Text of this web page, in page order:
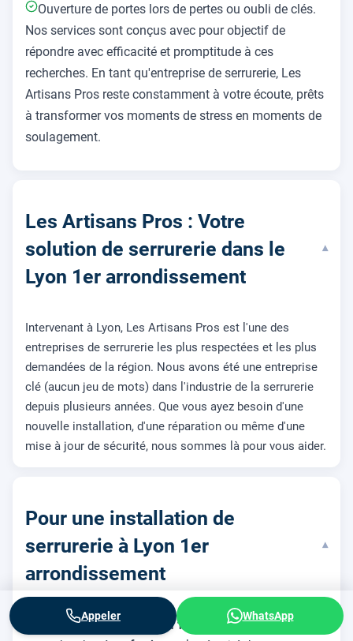
Ouverture de portes lors de pertes ou oubli de clés.
Nos services sont conçus avec pour objectif de
répondre avec efficacité et promptitude à ces
recherches. En tant qu'entreprise de serrurerie, Les
Artisans Pros reste constamment à votre écoute, prêts
à transformer vos moments de stress en moments de
soulagement.
Les Artisans Pros : Votre
solution de serrurerie dans le
Lyon 1er arrondissement
▾
Intervenant à Lyon, Les Artisans Pros est l'une des
entreprises de serrurerie les plus respectées et les plus
demandées de la région. Nous avons été une entreprise
clé (aucun jeu de mots) dans l'industrie de la serrurerie
depuis plusieurs années. Que vous ayez besoin d'une
nouvelle installation, d'une réparation ou même d'une
mise à jour de sécurité, nous sommes là pour vous aider.
Pour une installation de
serrurerie à Lyon 1er
arrondissement
▾
Si vous habitez dans le Lyon 1er arrondissementet que
Appeler WhatsApp